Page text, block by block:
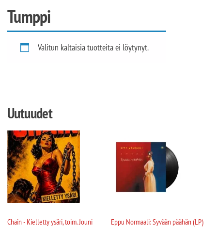
Tumppi
Valitun kaltaisia tuotteita ei löytynyt.
Uutuudet
Chain - Kielletty ysäri, toim. Jouni
Eppu Normaali: Syvään päähän (LP)